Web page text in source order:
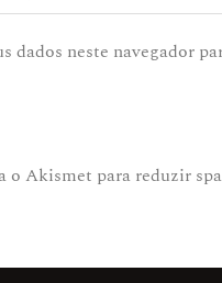
dados neste navegador
o Akismet para reduzir